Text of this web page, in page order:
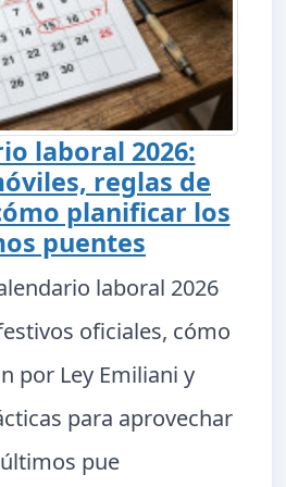
laboral 2026:
reglas de
planificar los
puentes
laboral 2026
oficiales, cómo
por Ley Emiliani y
para aprovechar
pue